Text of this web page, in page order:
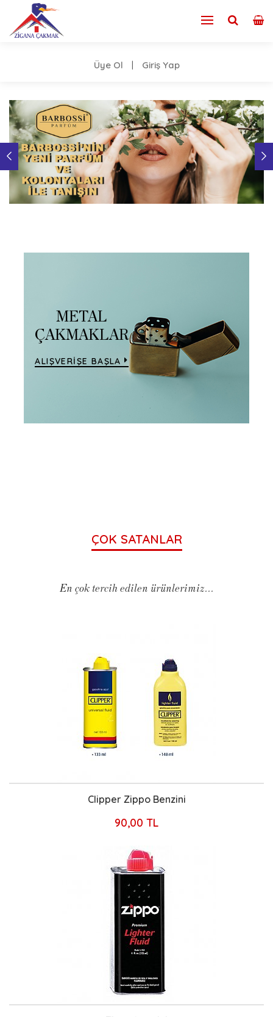
Üye Ol Giriş Yap
METAL
ÇAKMAKLAR
ALIŞVERİŞE BAŞLA
ÇOK SATANLAR
En çok tercih edilen ürünlerimiz...
Clipper Zippo Benzini
90,00 TL